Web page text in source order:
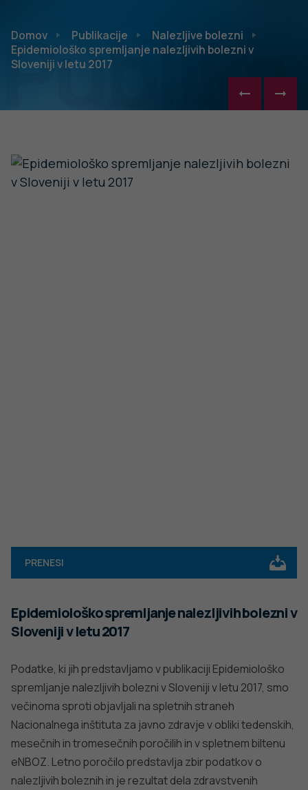
Domov Publikacije
Nalezljive bolezni
Epidemiološko spremljanje nalezljivih bolezni v
Sloveniji v letu 2017
PRENESI
Epidemiološko spremljanje nalezljivih bolezni v
Sloveniji v letu 2017
Podatke, ki jih predstavljamo v publikaciji Epidemiološko
spremljanje nalezljivih bolezni v Sloveniji v letu 2017, smo
večinoma sproti objavljali na spletnih straneh
Nacionalnega inštituta za javno zdravje v obliki tedenskih,
mesečnih in tromesečnih poročilih in v spletnem biltenu
eNBOZ. Letno poročilo predstavlja zbir podatkov o
nalezljivih boleznih in je rezultat dela zdravstvenih